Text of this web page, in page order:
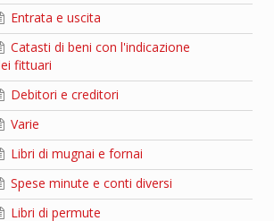
Entrata e uscita
Catasti di beni con l'indicazione
fittuari
Debitori e creditori
Varie
Libri di mugnai e fornai
Spese minute e conti diversi
Libri di permute